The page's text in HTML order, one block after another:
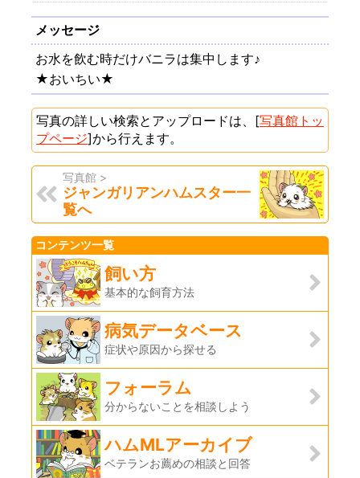
メッセージ
お水を飲む時だけバニラは集中します♪
★おいちい★
写真の詳しい検索とアップロードは、[写真館トッ
プページ]から行えます。
写真館 >
ジャンガリアンハムスター一
覧へ
コンテンツ一覧
飼い方
基本的な飼育方法
病気データベース
症状や原因から探せる
フォーラム
分からないことを相談しよう
ハムMLアーカイブ
ベテランお薦めの相談と回答